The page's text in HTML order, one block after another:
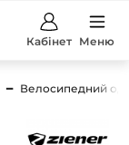
Кабінет Меню
Велосипедний